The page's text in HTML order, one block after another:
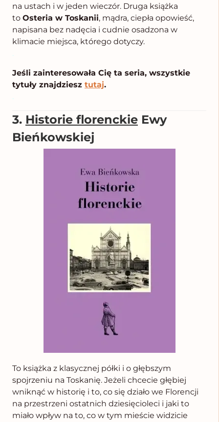
na ustach i w jeden wieczór. Druga książka
to Osteria w Toskanii, mądra, ciepła opowieść,
napisana bez nadęcia i cudnie osadzona w
klimacie miejsca, którego dotyczy.
.
Jeśli zainteresowała Cię ta seria, wszystkie
tytuły znajdziesz tutaj.
.
3. Historie florenckie Ewy
Bieńkowskiej
To książka z klasycznej półki i o głębszym
spojrzeniu na Toskanię. Jeżeli chcecie głębiej
wniknąć w historię i to, co się działo we Florencji
na przestrzeni ostatnich dziesięcioleci i jaki to
miało wpływ na to, co w tym mieście widzicie